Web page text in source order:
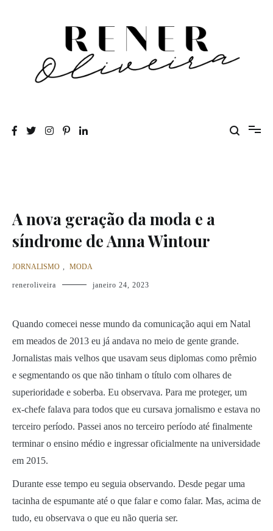
A nova geração da moda e a
síndrome de Anna Wintour
JORNALISMO , MODA
reneroliveira janeiro 24, 2023
Quando comecei nesse mundo da comunicação aqui em Natal
em meados de 2013 eu já andava no meio de gente grande.
Jornalistas mais velhos que usavam seus diplomas como prêmio
e segmentando os que não tinham o título com olhares de
superioridade e soberba. Eu observava. Para me proteger, um
ex-chefe falava para todos que eu cursava jornalismo e estava no
terceiro período. Passei anos no terceiro período até finalmente
terminar o ensino médio e ingressar oficialmente na universidade
em 2015.
Durante esse tempo eu seguia observando. Desde pegar uma
tacinha de espumante até o que falar e como falar. Mas, acima de
tudo, eu observava o que eu não queria ser.